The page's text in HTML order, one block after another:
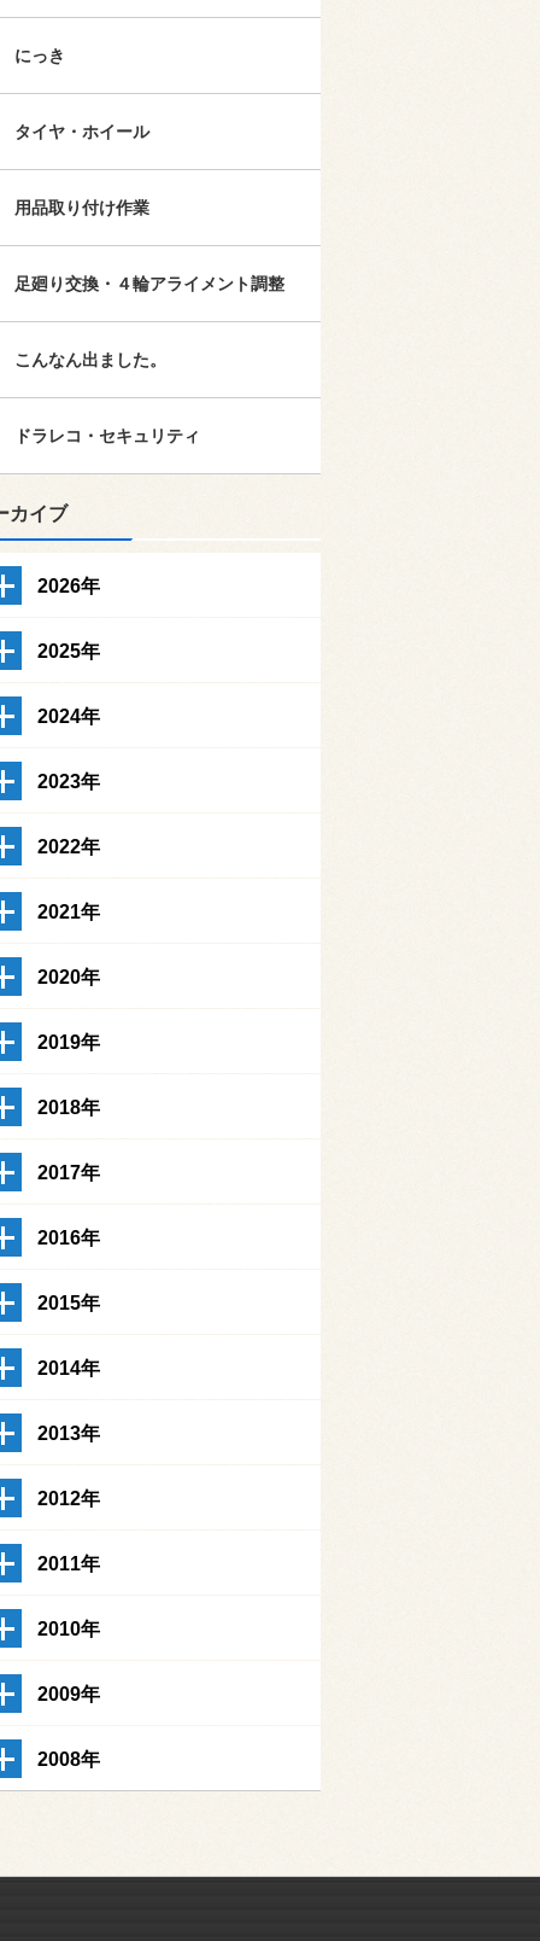
にっき
タイヤ・ホイール
用品取り付け作業
足廻り交換・４輪アライメント調整
こんなん出ました。
ドラレコ・セキュリティ
カイブ
2026年
2025年
2024年
2023年
2022年
2021年
2020年
2019年
2018年
2017年
2016年
2015年
2014年
2013年
2012年
2011年
2010年
2009年
2008年